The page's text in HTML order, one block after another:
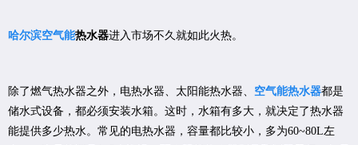
哈尔滨空气能热水器进入市场不久就如此火热。
除了燃气热水器之外，电热水器、太阳能热水器、 空气能热水器都是
储水式设备，都必须安装水箱。这时，水箱有多大，就决定了热水器
能提供多少热水。常见的电热水器，容量都比较小，多为60~80L左